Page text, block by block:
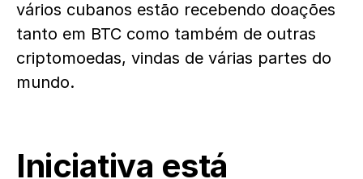
vários cubanos estão recebendo doações
tanto em BTC como também de outras
criptomoedas, vindas de várias partes do
mundo.
Iniciativa está